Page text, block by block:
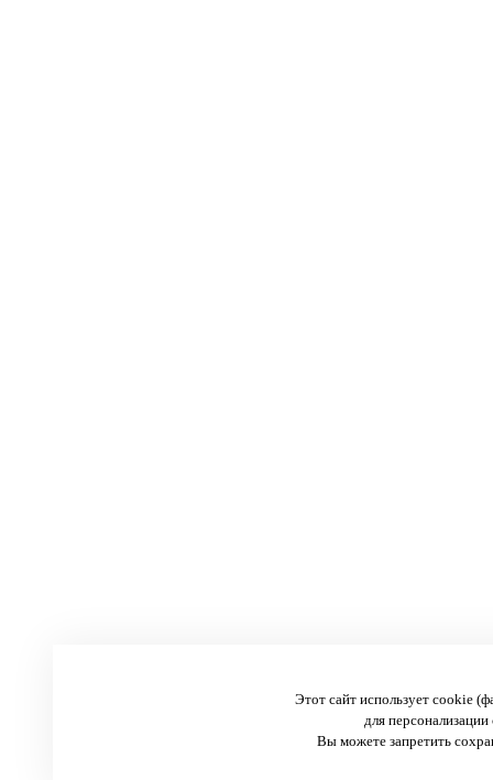
Этот сайт использует cookie
для персонализации
Вы можете запретить